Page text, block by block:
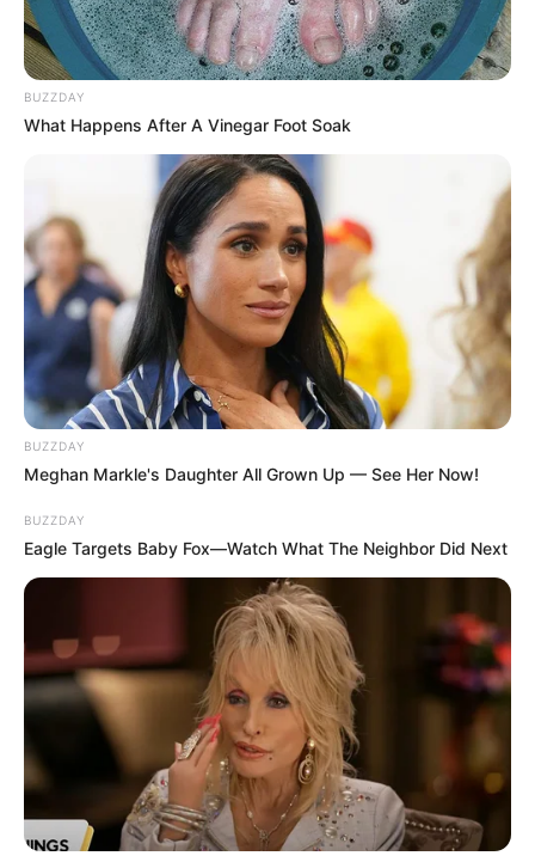
BUZZDAY
What Happens After A Vinegar Foot Soak
BUZZDAY
Meghan Markle's Daughter All Grown Up — See Her Now!
BUZZDAY
Eagle Targets Baby Fox—Watch What The Neighbor Did Next